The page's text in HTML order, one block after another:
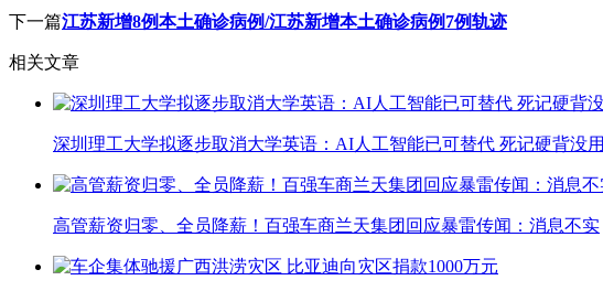
下一篇江苏新增8例本土确诊病例/江苏新增本土确诊病例7例轨迹
相关文章
深圳理工大学拟逐步取消大学英语：AI人工智能已可替代 死记硬背没用
高管薪资归零、全员降薪！百强车商兰天集团回应暴雷传闻：消息不实